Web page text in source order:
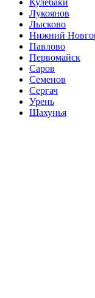
Кулебаки
Лукоянов
Лысково
Нижний
Павлово
Первомайск
Саров
Семенов
Сергач
Урень
Шахунья